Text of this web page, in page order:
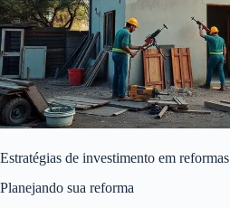
Estratégias de investimento em reformas
Planejando sua reforma